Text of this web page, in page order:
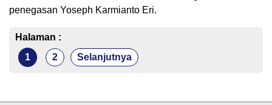
penegasan Yoseph Karmianto Eri.
Halaman :
1
2 Selanjutnya